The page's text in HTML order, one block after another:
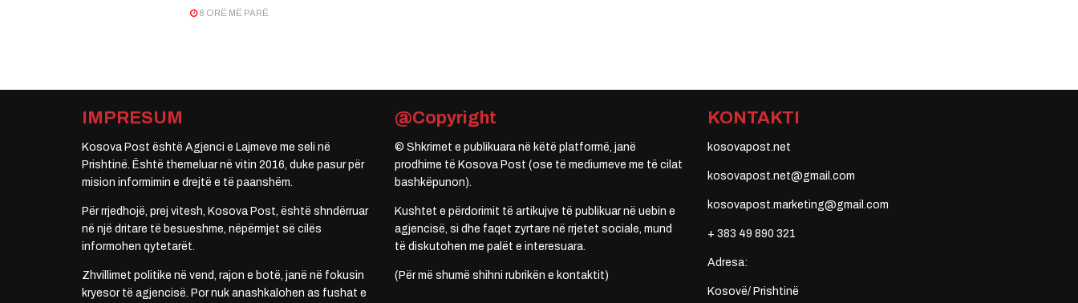
8 ORË MË PARË
IMPRESUM
Kosova Post është Agjenci e Lajmeve me seli në
Prishtinë. Është themeluar në vitin 2016, duke pasur për
mision informimin e drejtë e të paanshëm.
Për rrjedhojë, prej vitesh, Kosova Post, është shndërruar
në një dritare të besueshme, nëpërmjet së cilës
informohen qytetarët.
Zhvillimet politike në vend, rajon e botë, janë në fokusin
kryesor të agjencisë. Por nuk anashkalohen as fushat e
@Copyright
© Shkrimet e publikuara në këtë platformë, janë
prodhime të Kosova Post (ose të mediumeve me të cilat
bashkëpunon).
Kushtet e përdorimit të artikujve të publikuar në uebin e
agjencisë, si dhe faqet zyrtare në rrjetet sociale, mund
të diskutohen me palët e interesuara.
(Për më shumë shihni rubrikën e kontaktit)
KONTAKTI
kosovapost.net
kosovapost.net@gmail.com
kosovapost.marketing@gmail.com
+ 383 49 890 321
Adresa:
Kosovë/ Prishtinë